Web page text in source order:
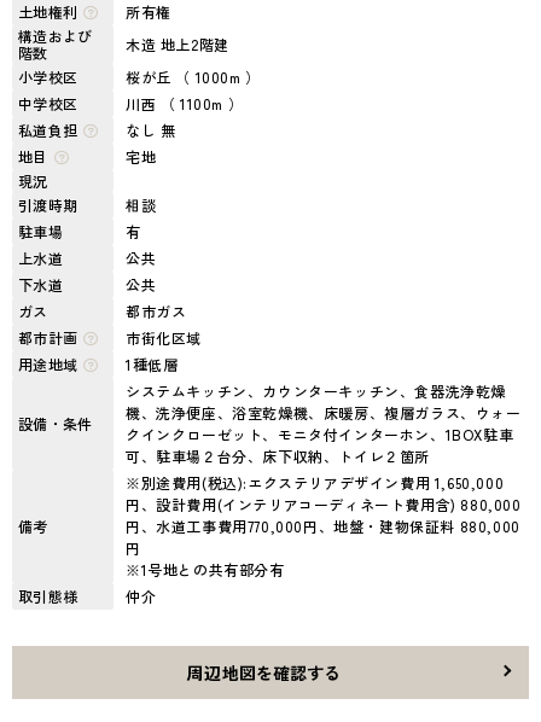
土地権利
所有権
構造および
階数
木造 地上2階建
小学校区
桜が丘 （ 1000m ）
中学校区
川西 （ 1100m ）
私道負担
なし 無
地目
宅地
現況
引渡時期
相談
駐車場
有
上水道
公共
下水道
公共
ガス
都市ガス
都市計画
市街化区域
用途地域
1種低層
設備・条件
システムキッチン、カウンターキッチン、食器洗浄乾燥
機、洗浄便座、浴室乾燥機、床暖房、複層ガラス、ウォー
クインクローゼット、モニタ付インターホン、1BOX駐車
可、駐車場２台分、床下収納、トイレ２箇所
備考
※別途費用(税込):エクステリアデザイン費用 1,650,000
円、設計費用(インテリアコーディネート費用含) 880,000
円、水道工事費用770,000円、地盤・建物保証料 880,000
円
※1号地との共有部分有
取引態様
仲介
周辺地図を確認する